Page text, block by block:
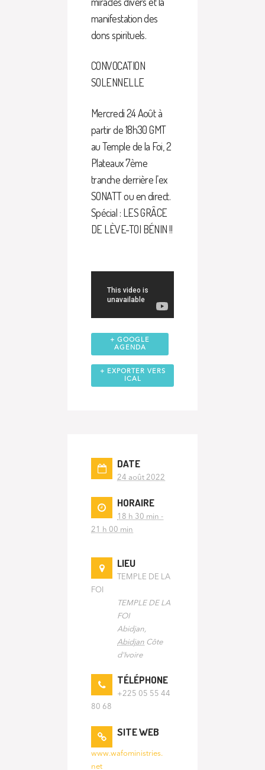
manifestation des
dons spirituels.
CONVOCATION
SOLENNELLE
Mercredi 24 Août à
partir de 18h30 GMT
au Temple de la Foi, 2
Plateaux 7ème
tranche derrière l’ex
SONATT ou en direct.
Spécial : LES GRÂCE
DE LÈVE-TOI BÉNIN !!
+ GOOGLE
AGENDA
+ EXPORTER VERS
ICAL
DATE
24 août 2022
HORAIRE
18 h 30 min -
21 h 00 min
LIEU
TEMPLE DE LA
FOI
TEMPLE DE LA
FOI
Abidjan
Abidjan Côte
d'Ivoire
TÉLÉPHONE
+225 05 55 44
80 68
SITE WEB
www.wafoministries.
net